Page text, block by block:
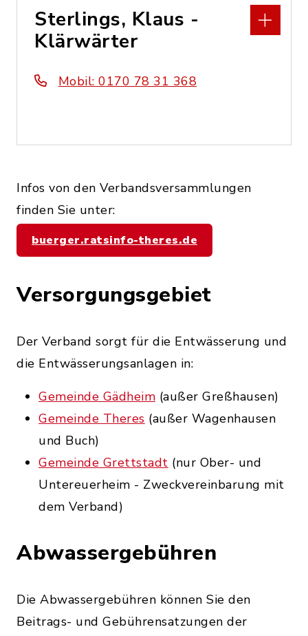
Sterlings, Klaus -
Klärwärter
Mobil: 0170 78 31 368
Infos von den Verbandsversammlungen
finden Sie unter:
buerger.ratsinfo-theres.de
Versorgungsgebiet
Der Verband sorgt für die Entwässerung und
die Entwässerungsanlagen in:
Gemeinde Gädheim (außer Greßhausen)
Gemeinde Theres (außer Wagenhausen
und Buch)
Gemeinde Grettstadt (nur Ober- und
Untereuerheim - Zweckvereinbarung mit
dem Verband)
Abwassergebühren
Die Abwassergebühren können Sie den
Beitrags- und Gebührensatzungen der